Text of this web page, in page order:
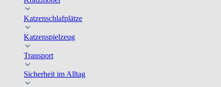
Katzenschlafplätze
Katzenspielzeug
Transport
Sicherheit im Alltag